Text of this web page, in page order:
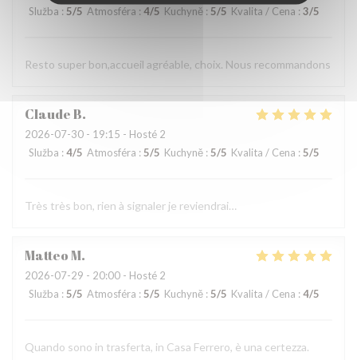
Služba : 5/5 Atmosféra : 4/5 Kuchyně : 5/5 Kvalita / Cena : 3/5
Resto super bon,accueil agréable, choix. Nous recommandons
ClaudeB
2026-07-30 - 19:15 - Hosté 2
Služba : 4/5 Atmosféra : 5/5 Kuchyně : 5/5 Kvalita / Cena : 5/5
Très très bon, rien à signaler je reviendrai…
MatteoM
2026-07-29 - 20:00 - Hosté 2
Služba : 5/5 Atmosféra : 5/5 Kuchyně : 5/5 Kvalita / Cena : 4/5
Quando sono in trasferta, in Casa Ferrero, è una certezza.